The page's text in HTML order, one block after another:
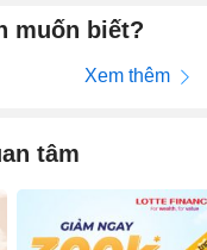
muốn biết?
Xem thêm
tâm